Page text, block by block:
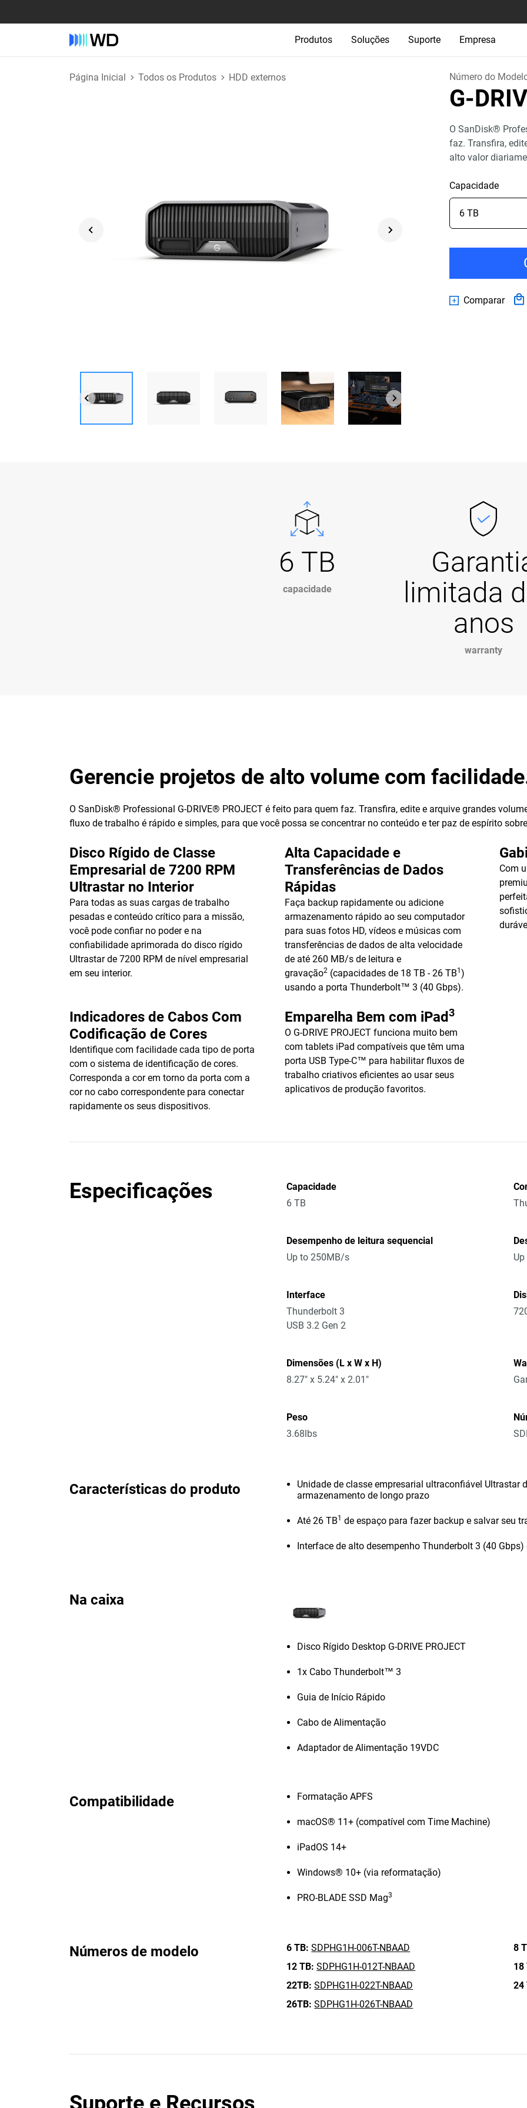
Produtos Soluções Suporte Empresa
Página Inicial Todos os Produtos HDD externos Número do
G-
O SanDisk®
faz. Transfira,
alto valor
Capacidade
Comparar
6 TB
capacidade
limitada
anos
warranty
Gerencie projetos de alto volume com
O SanDisk® Professional G-DRIVE® PROJECT é feito para quem faz. Transfira, edite e arquive grandes
fluxo de trabalho é rápido e simples, para que você possa se concentrar no conteúdo e ter paz de espírito
Disco Rígido de Classe
Empresarial de 7200 RPM
Ultrastar no Interior
Para todas as suas cargas de trabalho
pesadas e conteúdo crítico para a missão,
você pode confiar no poder e na
confiabilidade aprimorada do disco rígido
Ultrastar de 7200 RPM de nível empresarial
em seu interior.
Alta Capacidade e
Transferências de Dados
Rápidas
Faça backup rapidamente ou adicione
armazenamento rápido ao seu computador
para suas fotos HD, vídeos e músicas com
transferências de dados de alta velocidade
de até 260 MB/s de leitura e
gravação2(capacidades de 18 TB - 26 TB1 )
usando a porta Thunderbolt™ 3 (40 Gbps).
Com
Indicadores de Cabos Com
Codificação de Cores
Identifique com facilidade cada tipo de porta
com o sistema de identificação de cores.
Corresponda a cor em torno da porta com a
cor no cabo correspondente para conectar
rapidamente os seus dispositivos.
Emparelha Bem com iPad 3
O G-DRIVE PROJECT funciona muito bem
com tablets iPad compatíveis que têm uma
porta USB Type-C™ para habilitar fluxos de
trabalho criativos eficientes ao usar seus
aplicativos de produção favoritos.
Especificações
Capacidade
6 TB
Desempenho de leitura sequencial
Up to 250MB/s
Interface
Thunderbolt 3
USB 3.2 Gen 2
Dimensões (L x W x H)
8.27" x 5.24" x 2.01"
Peso
3.68lbs
Características do produto
Unidade de classe empresarial ultraconfiável Ultrastar
armazenamento de longo prazo
Até 26 TB1 de espaço para fazer backup e salvar seu
Interface de alto desempenho Thunderbolt 3 (40
Na caixa
Disco Rígido Desktop G-DRIVE PROJECT
1x Cabo Thunderbolt™ 3
Guia de Início Rápido
Cabo de Alimentação
Adaptador de Alimentação 19VDC
Compatibilidade Formatação APFS
macOS® 11+ (compatível com Time Machine)
iPadOS 14+
Windows® 10+ (via reformatação)
PRO-BLADE SSD Mag3
Números de modelo 6 TB: SDPHG1H-006T-NBAAD 8
12 TB: SDPHG1H-012T-NBAAD 18
22TB: SDPHG1H-022T-NBAAD 24
26TB: SDPHG1H-026T-NBAAD